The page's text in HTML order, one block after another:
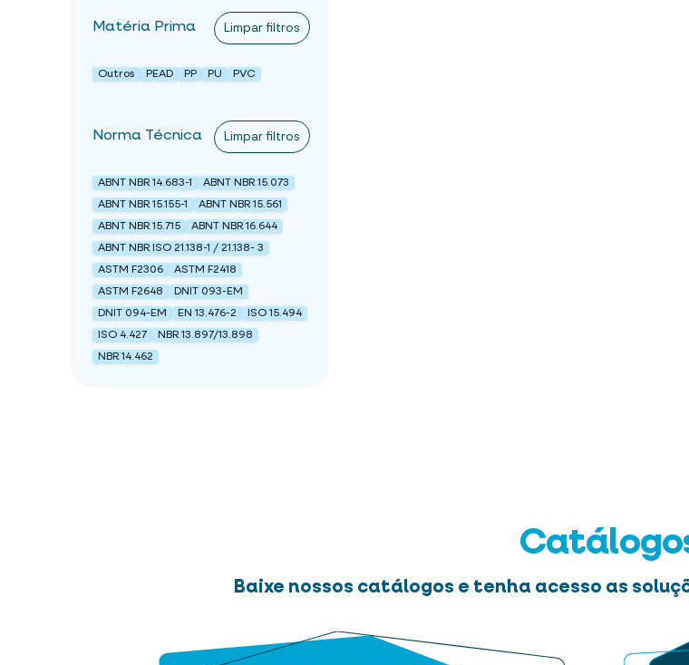
Matéria Prima Limpar filtros
Outros PEAD PP PU PVC
Norma Técnica Limpar filtros
ABNT NBR 14.683-1
ABNT NBR 15.073
ABNT NBR 15.155-1
ABNT NBR 15.561
ABNT NBR 15.715
ABNT NBR 16.644
ABNT NBR ISO 21.138-1 / 21.138- 3
ASTM F2306
ASTM F2418
ASTM F2648
DNIT 093-EM
DNIT 094-EM
EN 13.476-2
ISO 15.494
ISO 4.427
NBR 13.897/13.898
NBR 14.462
Baixe nossos catálogos e tenha acesso as